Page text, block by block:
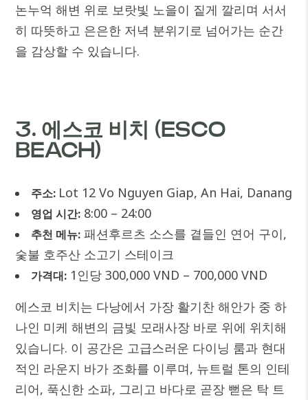
논누억 해변 위로 보랏빛 노을이 짙게 깔리며 서서
히 따뜻하고 은은한 저녁 분위기로 넘어가는 순간
을 감상할 수 있습니다.
3. 에스코 비치 (ESCO
BEACH)
주소: Lot 12 Vo Nguyen Giap, An Hai, Danang
영업 시간: 8:00 – 24:00
추천 메뉴: 패션후르츠 소스를 곁들인 연어 구이,
숯불 호주산 소고기 스테이크
가격대: 1인당 300,000 VND – 700,000 VND
에스코 비치는 다낭에서 가장 활기찬 해안가 중 하
나인 미케 해변의 금빛 모래사장 바로 위에 위치해
있습니다. 이 공간은 고급스러운 다이닝 룸과 현대
적인 라운지 바가 조화를 이루며, 뉴트럴 톤의 인테
리어, 푹신한 소파, 그리고 바다로 곧장 뻗은 탁 트